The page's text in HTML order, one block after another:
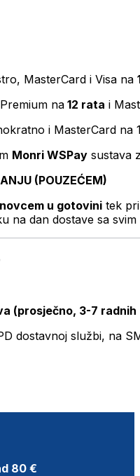
MasterCard i Visa na
na 12 rata i
i MasterCard na
Monri WSPay sustava
(POUZEĆEM)
u gotovini tek
na dan dostave sa svim
(prosječno, 3-7 radnih
dostavnoj službi, na
80 €